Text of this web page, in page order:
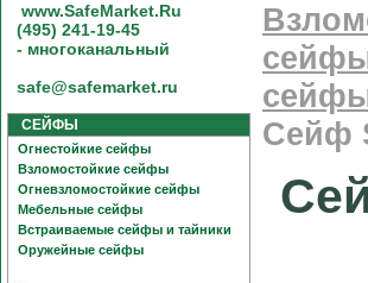
www.SafeMarket.Ru
(495) 241-19-45
- многоканальный
safe@safemarket.ru
СЕЙФЫ
Огнестойкие сейфы
Взломостойкие сейфы
Огневзломостойкие сейфы
Мебельные сейфы
Встраиваемые сейфы и тайники
Оружейные сейфы
Сейф